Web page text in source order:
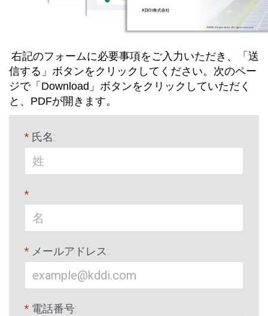
右記のフォームに必要事項をご入力いただき、「送
信する」ボタンをクリックしてください。次のペー
ジで「Download」ボタンをクリックしていただく
と、PDFが開きます。
* 氏名:
*
* メールアドレス:
* 電話番号: